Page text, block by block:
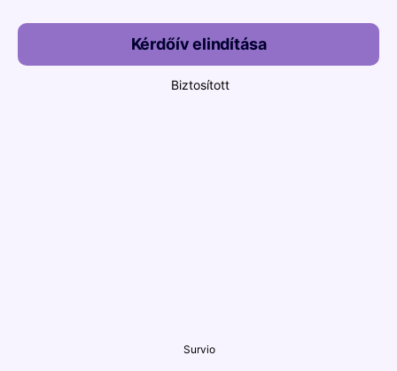
Kérdőív elindítása
Biztosított
Survio